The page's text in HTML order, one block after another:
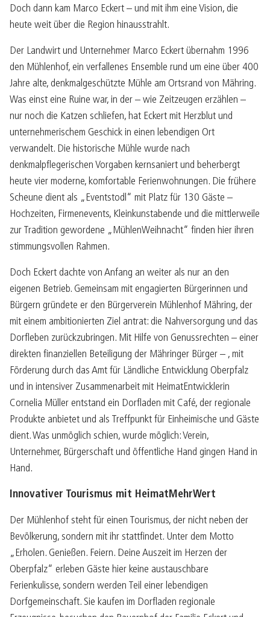
Doch dann kam Marco Eckert – und mit ihm eine Vision, die
heute weit über die Region hinausstrahlt.
Der Landwirt und Unternehmer Marco Eckert übernahm 1996
den Mühlenhof, ein verfallenes Ensemble rund um eine über 400
Jahre alte, denkmalgeschützte Mühle am Ortsrand von Mähring.
Was einst eine Ruine war, in der – wie Zeitzeugen erzählen –
nur noch die Katzen schliefen, hat Eckert mit Herzblut und
unternehmerischem Geschick in einen lebendigen Ort
verwandelt. Die historische Mühle wurde nach
denkmalpflegerischen Vorgaben kernsaniert und beherbergt
heute vier moderne, komfortable Ferienwohnungen. Die frühere
Scheune dient als „Eventstodl“ mit Platz für 130 Gäste –
Hochzeiten, Firmenevents, Kleinkunstabende und die mittlerweile
zur Tradition gewordene „MühlenWeihnacht“ finden hier ihren
stimmungsvollen Rahmen.
Doch Eckert dachte von Anfang an weiter als nur an den
eigenen Betrieb. Gemeinsam mit engagierten Bürgerinnen und
Bürgern gründete er den Bürgerverein Mühlenhof Mähring, der
mit einem ambitionierten Ziel antrat: die Nahversorgung und das
Dorfleben zurückzubringen. Mit Hilfe von Genussrechten – einer
direkten finanziellen Beteiligung der Mähringer Bürger – , mit
Förderung durch das Amt für Ländliche Entwicklung Oberpfalz
und in intensiver Zusammenarbeit mit HeimatEntwicklerin
Cornelia Müller entstand ein Dorfladen mit Café, der regionale
Produkte anbietet und als Treffpunkt für Einheimische und Gäste
dient. Was unmöglich schien, wurde möglich: Verein,
Unternehmer, Bürgerschaft und öffentliche Hand gingen Hand in
Hand.
Innovativer Tourismus mit HeimatMehrWert
Der Mühlenhof steht für einen Tourismus, der nicht neben der
Bevölkerung, sondern mit ihr stattfindet. Unter dem Motto
„Erholen. Genießen. Feiern. Deine Auszeit im Herzen der
Oberpfalz“ erleben Gäste hier keine austauschbare
Ferienkulisse, sondern werden Teil einer lebendigen
Dorfgemeinschaft. Sie kaufen im Dorfladen regionale